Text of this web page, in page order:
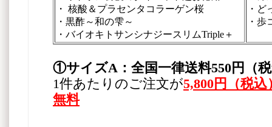
・ 核酸＆プラセンタコラーゲン桜
・黒酢～和の雫～
・バイオキトサンシナジースリムTriple＋
・
・歩
①サイズA：全国一律送料550円（
1件あたりのご注文が5,800円（税
無料